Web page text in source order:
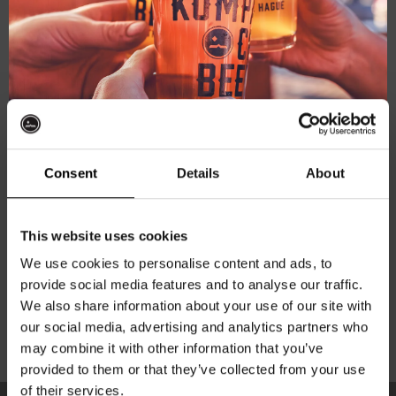
Consent Details About
This website uses cookies
We use cookies to personalise content and ads, to
provide social media features and to analyse our traffic.
We also share information about your use of our site with
our social media, advertising and analytics partners who
may combine it with other information that you’ve
provided to them or that they’ve collected from your use
of their services.
Let’s go to The Hague!
WE’RE HIRING
LET’S GO!
BREW YOUR OWN BEER AT KOMPAAN
LET’S GO!
Ontvang 10%
korting
Word lid van de Kompaan-community en schrijf
je in voor onze nieuwsbrief.
Ontvang een persoonlijke eenmalige